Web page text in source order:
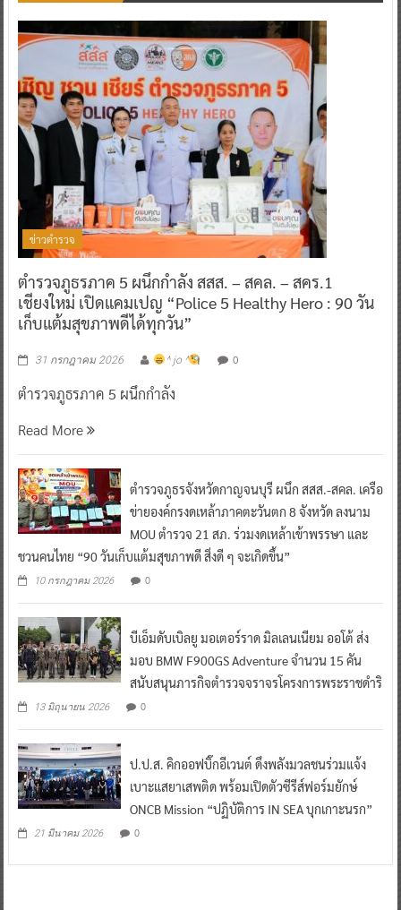
ข่าวตำรวจ
ตำรวจภูธรภาค 5 ผนึกกำลัง สสส. – สคล. – สคร.1
เชียงใหม่ เปิดแคมเปญ “Police 5 Healthy Hero : 90 วัน
เก็บแต้มสุขภาพดีได้ทุกวัน”
31 กรกฎาคม 2026 ^ jo ^ 0
ตำรวจภูธรภาค 5 ผนึกกำลัง
Read More
ตำรวจภูธรจังหวัดกาญจนบุรี ผนึก สสส.-สคล. เครือ
ข่ายองค์กรงดเหล้าภาคตะวันตก 8 จังหวัด ลงนาม
MOU ตำรวจ 21 สภ. ร่วมงดเหล้าเข้าพรรษา และ
ชวนคนไทย “90 วันเก็บแต้มสุขภาพดี สิ่งดี ๆ จะเกิดขึ้น”
10 กรกฎาคม 2026 0
บีเอ็มดับเบิลยู มอเตอร์ราด มิลเลนเนียม ออโต้ ส่ง
มอบ BMW F900GS Adventure จำนวน 15 คัน
สนับสนุนภารกิจตำรวจจราจรโครงการพระราชดำริ
13 มิถุนายน 2026 0
ป.ป.ส. คิกออฟบิ๊กอีเวนต์ ดึงพลังมวลชนร่วมแจ้ง
เบาะแสยาเสพติด พร้อมเปิดตัวซีรีส์ฟอร์มยักษ์
ONCB Mission “ปฏิบัติการ IN SEA บุกเกาะนรก”
21 มีนาคม 2026 0